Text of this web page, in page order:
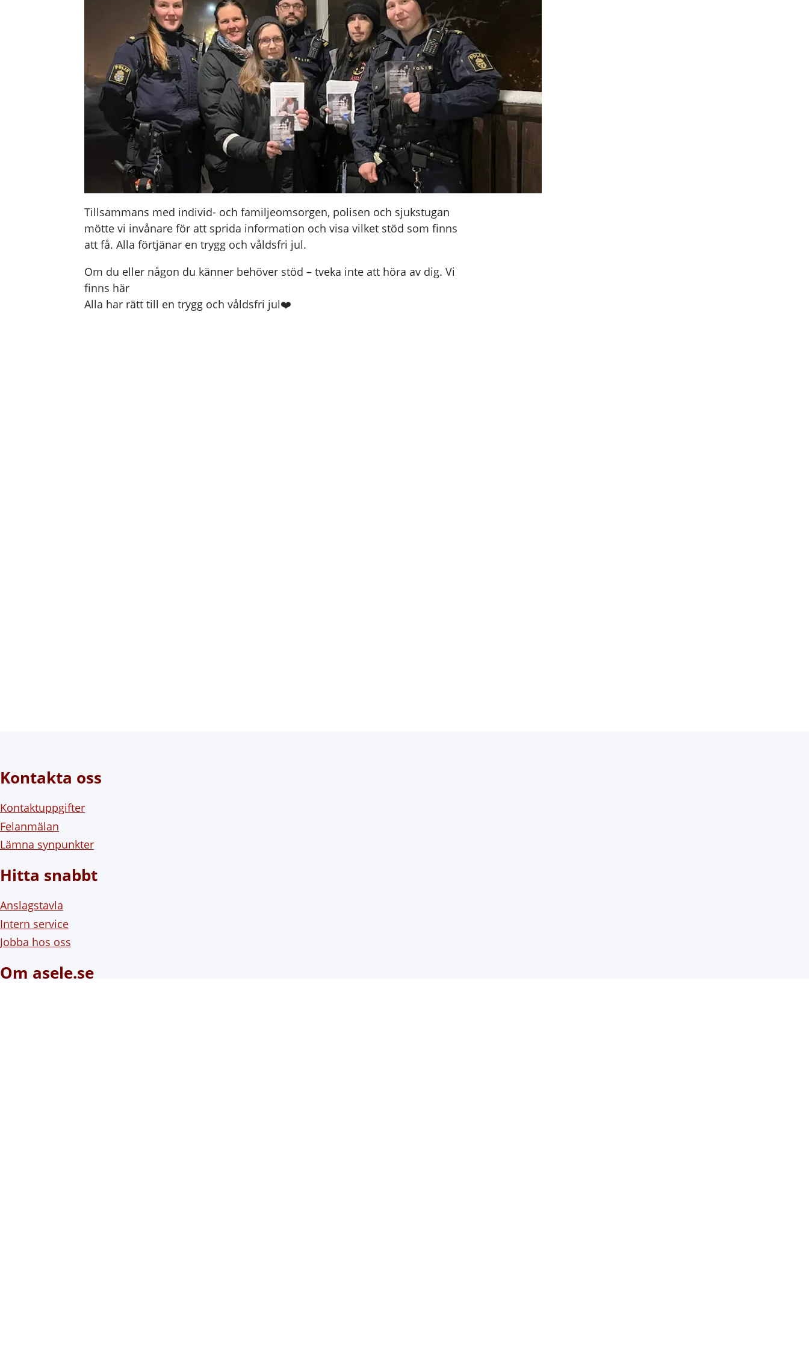
Tillsammans med individ- och familjeomsorgen, polisen och sjukstugan
mötte vi invånare för att sprida information och visa vilket stöd som finns
att få. Alla förtjänar en trygg och våldsfri jul.
Om du eller någon du känner behöver stöd – tveka inte att höra av dig. Vi
finns här
Alla har rätt till en trygg och våldsfri jul❤️
Kontakta oss
Kontaktuppgifter
Felanmälan
Lämna synpunkter
Hitta snabbt
Anslagstavla
Intern service
Jobba hos oss
Om asele.se